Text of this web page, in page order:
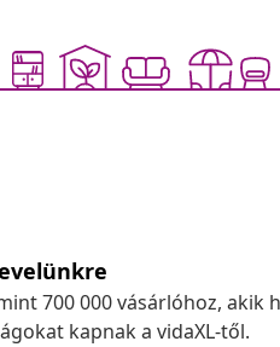
700 000 vásárlóhoz, akik
kapnak a vidaXL-től.